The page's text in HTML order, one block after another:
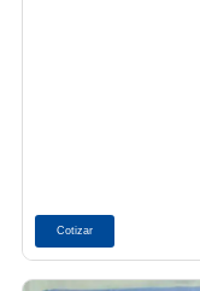
Cotizar